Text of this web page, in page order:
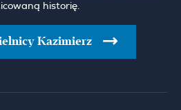
historię.
Kazimierz